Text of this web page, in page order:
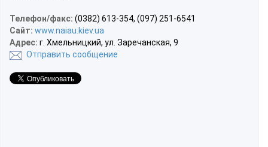
Телефон/факс: (0382) 613-354, (097) 251-6541
Сайт: www.naiau.kiev.ua
Адрес: г. Хмельницкий, ул. Заречанская, 9
Отправить сообщение